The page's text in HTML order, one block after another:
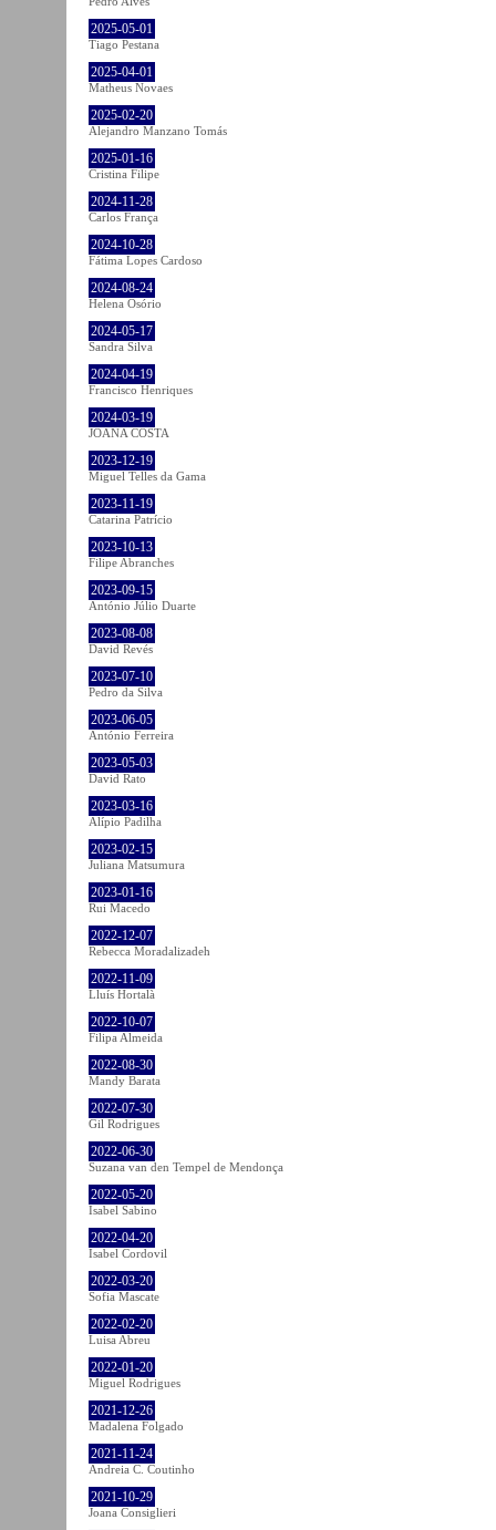
2025-05-01
Tiago Pestana
2025-04-01
Matheus Novaes
2025-02-20
Alejandro Manzano Tomás
2025-01-16
Cristina Filipe
2024-11-28
Carlos França
2024-10-28
Fátima Lopes Cardoso
2024-08-24
Helena Osório
2024-05-17
Sandra Silva
2024-04-19
Francisco Henriques
2024-03-19
JOANA COSTA
2023-12-19
Miguel Telles da Gama
2023-11-19
Catarina Patrício
2023-10-13
Filipe Abranches
2023-09-15
António Júlio Duarte
2023-08-08
David Revés
2023-07-10
Pedro da Silva
2023-06-05
António Ferreira
2023-05-03
David Rato
2023-03-16
Alípio Padilha
2023-02-15
Juliana Matsumura
2023-01-16
Rui Macedo
2022-12-07
Rebecca Moradalizadeh
2022-11-09
Lluís Hortalà
2022-10-07
Filipa Almeida
2022-08-30
Mandy Barata
2022-07-30
Gil Rodrigues
2022-06-30
Suzana van den Tempel de Mendonça
2022-05-20
Isabel Sabino
2022-04-20
Isabel Cordovil
2022-03-20
Sofia Mascate
2022-02-20
Luisa Abreu
2022-01-20
Miguel Rodrigues
2021-12-26
Madalena Folgado
2021-11-24
Andreia C. Coutinho
2021-10-29
Joana Consiglieri